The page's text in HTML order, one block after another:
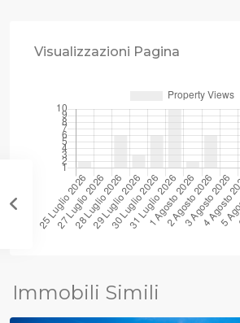
Visualizzazioni Pagina
Immobili Simili
Comerio,
Varese